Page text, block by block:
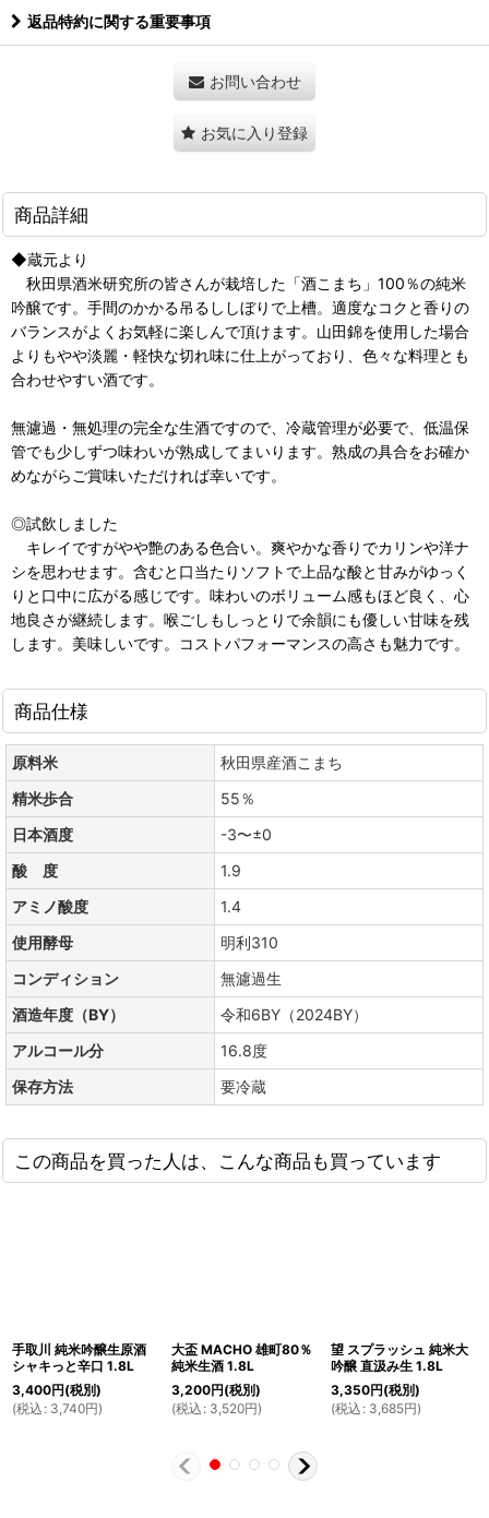
返品特約に関する重要事項
お問い合わせ
お気に入り登録
商品詳細
◆蔵元より
秋田県酒米研究所の皆さんが栽培した「酒こまち」100％の純米
吟醸です。手間のかかる吊るししぼりで上槽。適度なコクと香りの
バランスがよくお気軽に楽しんで頂けます。山田錦を使用した場合
よりもやや淡麗・軽快な切れ味に仕上がっており、色々な料理とも
合わせやすい酒です。
無濾過・無処理の完全な生酒ですので、冷蔵管理が必要で、低温保
管でも少しずつ味わいが熟成してまいります。熟成の具合をお確か
めながらご賞味いただければ幸いです。
◎試飲しました
キレイですがやや艶のある色合い。爽やかな香りでカリンや洋ナ
シを思わせます。含むと口当たりソフトで上品な酸と甘みがゆっく
りと口中に広がる感じです。味わいのボリューム感もほど良く、心
地良さが継続します。喉ごしもしっとりで余韻にも優しい甘味を残
します。美味しいです。コストパフォーマンスの高さも魅力です。
商品仕様
原料米
秋田県産酒こまち
精米歩合
55％
日本酒度
-3〜±0
酸 度
1.9
アミノ酸度
1.4
使用酵母
明利310
コンディション
無濾過生
酒造年度（BY）
令和6BY（2024BY）
アルコール分
16.8度
保存方法
要冷蔵
この商品を買った人は、こんな商品も買っています
手取川 純米吟醸生原酒
シャキっと辛口 1.8L
3,400円(税別)
(税込 : 3,740円)
大盃 MACHO 雄町80％
純米生酒 1.8L
3,200円(税別)
(税込 : 3,520円)
望 スプラッシュ 純米大
吟醸 直汲み生 1.8L
3,350円(税別)
(税込 : 3,685円)